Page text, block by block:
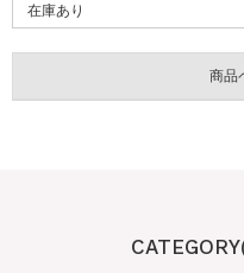
在庫あり